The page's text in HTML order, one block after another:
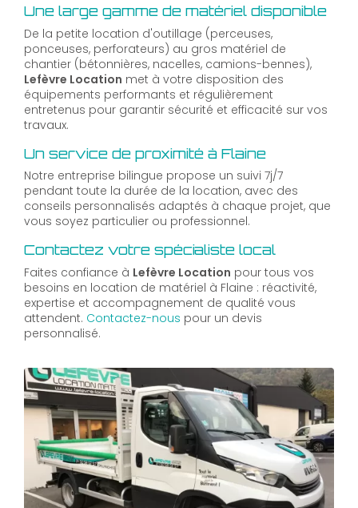
Une large gamme de matériel disponible
De la petite location d'outillage (perceuses,
ponceuses, perforateurs) au gros matériel de
chantier (bétonnières, nacelles, camions-bennes),
Lefèvre Location met à votre disposition des
équipements performants et régulièrement
entretenus pour garantir sécurité et efficacité sur vos
travaux.
Un service de proximité à Flaine
Notre entreprise bilingue propose un suivi 7j/7
pendant toute la durée de la location, avec des
conseils personnalisés adaptés à chaque projet, que
vous soyez particulier ou professionnel.
Contactez votre spécialiste local
Faites confiance à Lefèvre Location pour tous vos
besoins en location de matériel à Flaine : réactivité,
expertise et accompagnement de qualité vous
attendent. Contactez-nous pour un devis
personnalisé.